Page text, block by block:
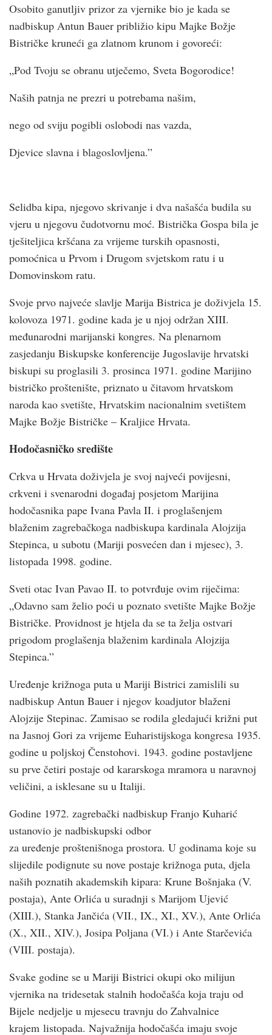
Osobito ganutljiv prizor za vjernike bio je kada se
nadbiskup Antun Bauer približio kipu Majke Božje
Bistričke kruneći ga zlatnom krunom i govoreći:
„Pod Tvoju se obranu utječemo, Sveta Bogorodice!
Naših patnja ne prezri u potrebama našim,
nego od sviju pogibli oslobodi nas vazda,
Djevice slavna i blagoslovljena.”
Selidba kipa, njegovo skrivanje i dva našašća budila su
vjeru u njegovu čudotvornu moć. Bistrička Gospa bila je
tješiteljica kršćana za vrijeme turskih opasnosti,
pomoćnica u Prvom i Drugom svjetskom ratu i u
Domovinskom ratu.
Svoje prvo najveće slavlje Marija Bistrica je doživjela 15.
kolovoza 1971. godine kada je u njoj održan XIII.
međunarodni marijanski kongres. Na plenarnom
zasjedanju Biskupske konferencije Jugoslavije hrvatski
biskupi su proglasili 3. prosinca 1971. godine Marijino
bistričko proštenište, priznato u čitavom hrvatskom
naroda kao svetište, Hrvatskim nacionalnim svetištem
Majke Božje Bistričke – Kraljice Hrvata.
Hodočasničko središte
Crkva u Hrvata doživjela je svoj najveći povijesni,
crkveni i svenarodni događaj posjetom Marijina
hodočasnika pape Ivana Pavla II. i proglašenjem
blaženim zagrebačkoga nadbiskupa kardinala Alojzija
Stepinca, u subotu (Mariji posvećen dan i mjesec), 3.
listopada 1998. godine.
Sveti otac Ivan Pavao II. to potvrđuje ovim riječima:
„Odavno sam želio poći u poznato svetište Majke Božje
Bistričke. Providnost je htjela da se ta želja ostvari
prigodom proglašenja blaženim kardinala Alojzija
Stepinca.”
Uređenje križnoga puta u Mariji Bistrici zamislili su
nadbiskup Antun Bauer i njegov koadjutor blaženi
Alojzije Stepinac. Zamisao se rodila gledajući križni put
na Jasnoj Gori za vrijeme Euharistijskoga kongresa 1935.
godine u poljskoj Čenstohovi. 1943. godine postavljene
su prve četiri postaje od kararskoga mramora u naravnoj
veličini, a isklesane su u Italiji.
Godine 1972. zagrebački nadbiskup Franjo Kuharić
ustanovio je nadbiskupski odbor
za uređenje proštenišnoga prostora. U godinama koje su
slijedile podignute su nove postaje križnoga puta, djela
naših poznatih akademskih kipara: Krune Bošnjaka (V.
postaja), Ante Orlića u suradnji s Marijom Ujević
(XIII.), Stanka Jančića (VII., IX., XI., XV.), Ante Orlića
(X., XII., XIV.), Josipa Poljana (VI.) i Ante Starčevića
(VIII. postaja).
Svake godine se u Mariji Bistrici okupi oko milijun
vjernika na tridesetak stalnih hodočašća koja traju od
Bijele nedjelje u mjesecu travnju do Zahvalnice
krajem listopada. Najvažnija hodočašća imaju svoje